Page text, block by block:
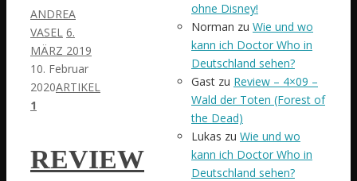
ANDREA
VASEL 6.
MÄRZ 2019
10. Februar
2020ARTIKEL
1
REVIEW
ohne Disney!
Norman zu Wie und wo
kann ich Doctor Who in
Deutschland sehen?
Gast zu Review – 4×09 –
Wald der Toten (Forest of
the Dead)
Lukas zu Wie und wo
kann ich Doctor Who in
Deutschland sehen?